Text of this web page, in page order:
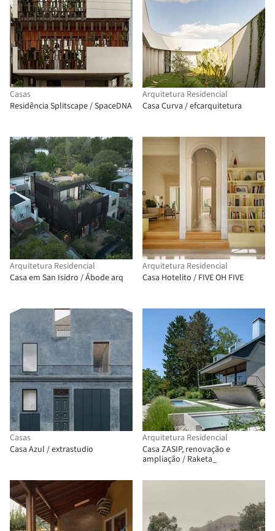
Casas
Residência Splitscape / SpaceDNA
Arquitetura Residencial
Casa Curva / efcarquitetura
Arquitetura Residencial
Casa em San Isidro / Ábode arq
Arquitetura Residencial
Casa Hotelito / FIVE OH FIVE
Casas
Casa Azul / extrastudio
Arquitetura Residencial
Casa ZASIP, renovação e
ampliação / Raketa_